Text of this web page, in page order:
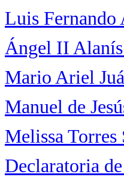
Luis Fernando
Ángel II
Mario Ariel
Manuel de
Melissa Torres
Declaratoria